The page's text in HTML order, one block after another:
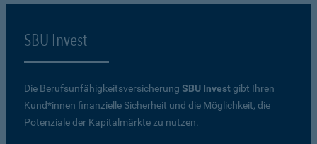
SBU Invest
Die Berufsunfähigkeitsversicherung SBU Investgibt Ihren
Kund*innen finanzielle Sicherheit und die Möglichkeit, die
Potenziale der Kapitalmärkte zu nutzen.